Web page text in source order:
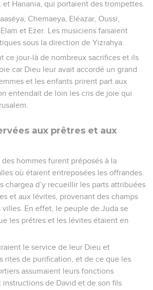
et Hanania, qui portaient des trompettes.
Chemaeya, Eléazar, Oussi,
et Ezer. Les musiciens faisaient
sous la direction de Yizrahya.
ce jour-là de nombreux sacrifices et ils
car Dieu leur avait accordé un grand
et les enfants prirent part aux
entendait de loin les cris de joie qui
aux prêtres et aux
hommes furent préposés à la
où étaient entreposées les offrandes
chargea d’y recueillir les parts attribuées
et aux lévites, provenant des champs
En effet, le peuple de Juda se
les prêtres et les lévites étaient en
le service de leur Dieu et
rites de purification, et de ce que les
assumaient leurs fonctions
instructions de David et de son fils